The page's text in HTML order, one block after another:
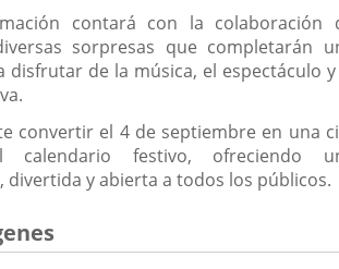
contará con la colaboración
sorpresas que completarán
disfrutar de la música, el espectáculo
convertir el 4 de septiembre en una
calendario festivo, ofreciendo
y abierta a todos los públicos.